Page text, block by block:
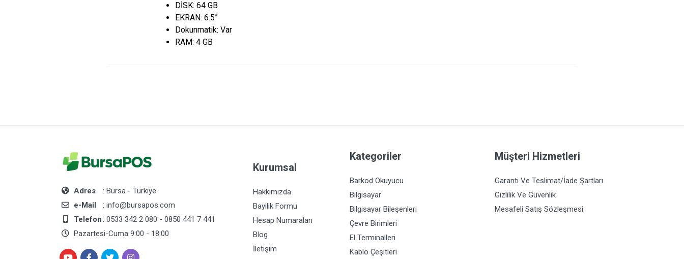
DİSK: 64 GB
EKRAN: 6.5”
Dokunmatik: Var
RAM: 4 GB
Adres
: Bursa - Türkiye
e-Mail
: info@bursapos.com
Telefon: 0533 342 2 080 - 0850 441 7 441
Pazartesi-Cuma 9:00 - 18:00
Kurumsal
Hakkımızda
Bayilik Formu
Hesap Numaraları
Blog
İletişim
Kategoriler
Barkod Okuyucu
Bilgisayar
Bilgisayar Bileşenleri
Çevre Birimleri
El Terminalleri
Kablo Çeşitleri
Müşteri Hizmetleri
Garanti Ve Teslimat/İade Şartları
Gizlilik Ve Güvenlik
Mesafeli Satış Sözleşmesi